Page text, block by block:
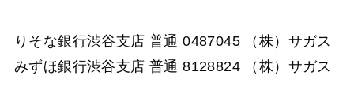
りそな銀行渋谷支店 普通 0487045 （株）サガス
みずほ銀行渋谷支店 普通 8128824 （株）サガス